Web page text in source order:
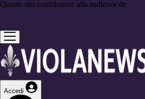
Questo sito contribuisce alla audience de
Accedi